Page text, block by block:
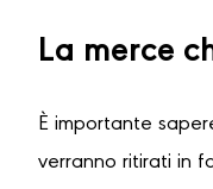
La merce
È importante
verranno ritirati in